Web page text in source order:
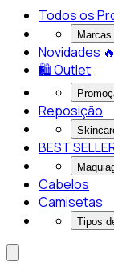
Todos os
Marcas
Novidades 🔥​
🛍️ Outlet
Reposição
BEST
Cabelos
Camisetas
Tipos